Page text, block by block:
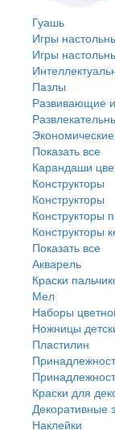
Гуашь
Игры
Игры
Пазлы
Развивающие
Показать все
Карандаши
Конструкторы
Конструкторы
Конструкторы
Конструкторы
Показать все
Акварель
Краски
Мел
Наборы
Ножницы
Пластилин
Краски для
Декоративные
Наклейки